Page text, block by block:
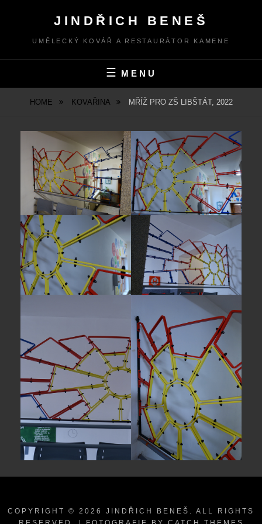
JINDŘICH BENEŠ
UMĚLECKÝ KOVÁŘ A RESTAURÁTOR KAMENE
MENU
HOME KOVAŘINA MŘÍŽ PRO ZŠ LIBŠTÁT, 2022
COPYRIGHT © 2026 JINDŘICH BENEŠ . ALL RIGHTS